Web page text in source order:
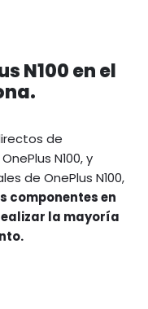
N100 en el
de
N100, y
de OnePlus N100,
componentes en
la mayoría